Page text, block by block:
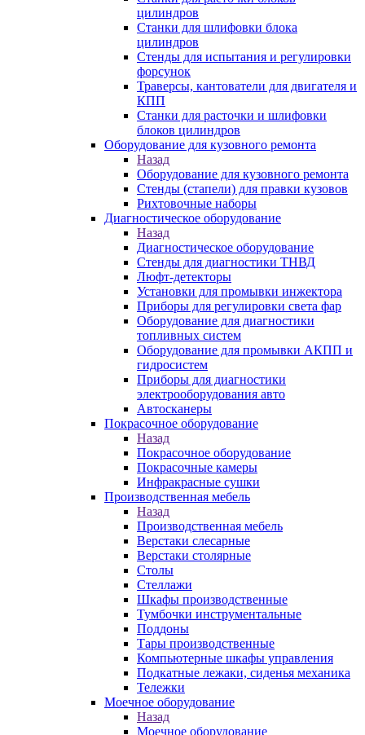
цилиндров
Станки для шлифовки блока
цилиндров
Стенды для испытания и регулировки
форсунок
Траверсы, кантователи для двигателя и
КПП
Станки для расточки и шлифовки
блоков цилиндров
Оборудование для кузовного ремонта
Назад
Оборудование для кузовного ремонта
Стенды (стапели) для правки кузовов
Рихтовочные наборы
Диагностическое оборудование
Назад
Диагностическое оборудование
Стенды для диагностики ТНВД
Люфт-детекторы
Установки для промывки инжектора
Приборы для регулировки света фар
Оборудование для диагностики
топливных систем
Оборудование для промывки АКПП и
гидросистем
Приборы для диагностики
электрооборудования авто
Автосканеры
Покрасочное оборудование
Назад
Покрасочное оборудование
Покрасочные камеры
Инфракрасные сушки
Производственная мебель
Назад
Производственная мебель
Верстаки слесарные
Верстаки столярные
Столы
Стеллажи
Шкафы производственные
Тумбочки инструментальные
Поддоны
Тары производственные
Компьютерные шкафы управления
Подкатные лежаки, сиденья механика
Тележки
Моечное оборудование
Назад
Моечное оборудование